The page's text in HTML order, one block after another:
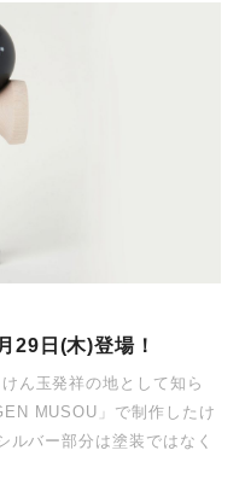
29日(木)登場！
ん玉発祥の地として知ら
MUSOU」で制作したけ
バー部分は塗装ではなく